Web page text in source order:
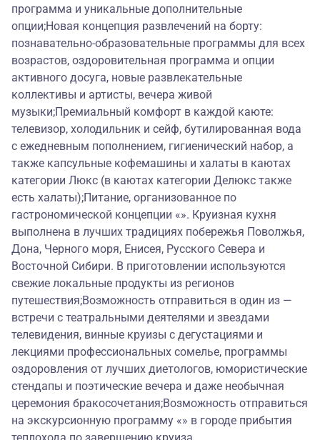
программа и уникальные дополнительные
опции;Новая концепция развлечений на борту:
познавательно-образовательные программы для всех
возрастов, оздоровительная программа и опции
активного досуга, новые развлекательные
коллективы и артисты, вечера живой
музыки;Премиальный комфорт в каждой каюте:
телевизор, холодильник и сейф, бутилированная вода
с ежедневным пополнением, гигиенический набор, а
также капсульные кофемашины и халаты в каютах
категории Люкс (в каютах категории Делюкс также
есть халаты);Питание, организованное по
гастрономической концепции «». Круизная кухня
выполнена в лучших традициях побережья Поволжья,
Дона, Черного моря, Енисея, Русского Севера и
Восточной Сибири. В приготовлении используются
свежие локальные продукты из регионов
путешествия;Возможность отправиться в один из —
встречи с театральными деятелями и звездами
телевидения, винные круизы с дегустациями и
лекциями профессиональных сомелье, программы
оздоровления от лучших диетологов, юмористические
стендапы и поэтические вечера и даже необычная
церемония бракосочетания;Возможность отправиться
на экскурсионную программу «» в городе прибытия